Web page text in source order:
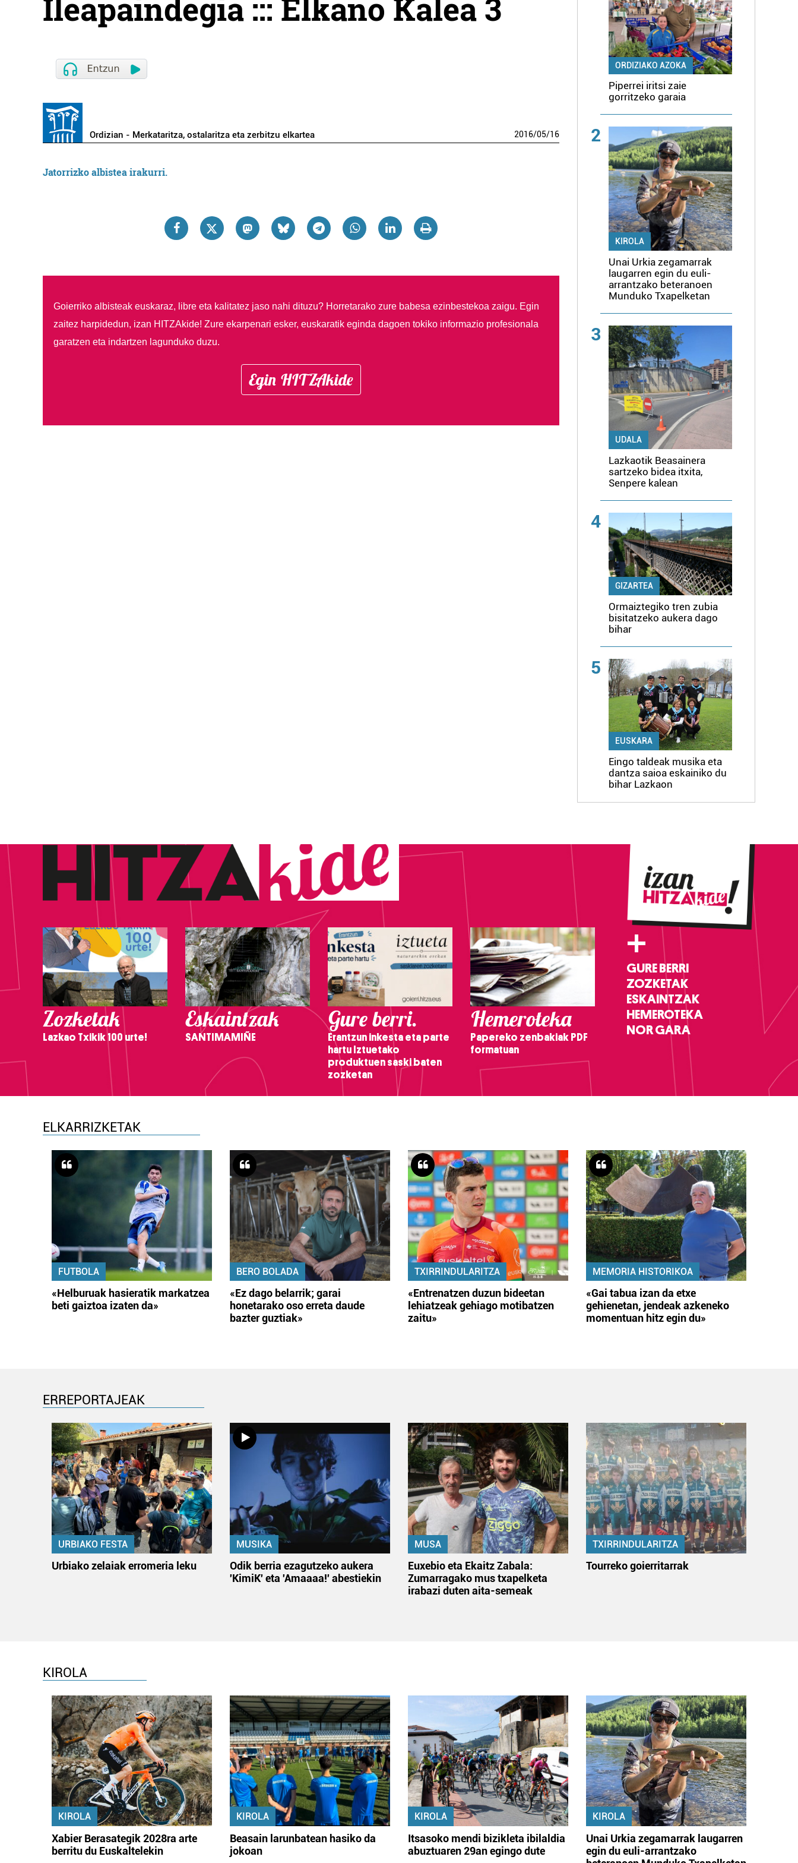
Ileapaindegia ::: Elkano Kalea 3
Ordizian - Merkataritza, ostalaritza eta zerbitzu elkartea 2016/05/16
Jatorrizko albistea irakurri.
Goierriko albisteak euskaraz, libre eta kalitatez jaso nahi dituzu? Horretarako zure babesa ezinbestekoa zaigu. Egin
zaitez harpidedun, izan HITZAkide! Zure ekarpenari esker, euskaratik eginda dagoen tokiko informazio profesionala
garatzen eta indartzen lagunduko duzu.
Egin HITZAkide
ORDIZIAKO AZOKA
Piperrei iritsi zaie
gorritzeko garaia
2
KIROLA
Unai Urkia zegamarrak
laugarren egin du euli-
arrantzako beteranoen
Munduko Txapelketan
3
UDALA
Lazkaotik Beasainera
sartzeko bidea itxita,
Senpere kalean
4
GIZARTEA
Ormaiztegiko tren zubia
bisitatzeko aukera dago
bihar
5
EUSKARA
Eingo taldeak musika eta
dantza saioa eskainiko du
bihar Lazkaon
Zozketak
Lazkao Txikik 100 urte!
Eskaintzak
SANTIMAMIÑE
Gure berri.
Erantzun inkesta eta parte
hartu Iztuetako
produktuen saski baten
zozketan
Hemeroteka
Papereko zenbakiak PDF
formatuan
+
GURE BERRI
ZOZKETAK
ESKAINTZAK
HEMEROTEKA
NOR GARA
ELKARRIZKETAK
FUTBOLA
«Helburuak hasieratik markatzea
beti gaiztoa izaten da»
BERO BOLADA
«Ez dago belarrik; garai
honetarako oso erreta daude
bazter guztiak»
TXIRRINDULARITZA
«Entrenatzen duzun bideetan
lehiatzeak gehiago motibatzen
zaitu»
MEMORIA HISTORIKOA
«Gai tabua izan da etxe
gehienetan, jendeak azkeneko
momentuan hitz egin du»
ERREPORTAJEAK
URBIAKO FESTA
Urbiako zelaiak erromeria leku
MUSIKA
Odik berria ezagutzeko aukera
'KimiK' eta 'Amaaaa!' abestiekin
MUSA
Euxebio eta Ekaitz Zabala:
Zumarragako mus txapelketa
irabazi duten aita-semeak
TXIRRINDULARITZA
Tourreko goierritarrak
KIROLA
KIROLA
Xabier Berasategik 2028ra arte
berritu du Euskaltelekin
KIROLA
Beasain larunbatean hasiko da
jokoan
KIROLA
Itsasoko mendi bizikleta ibilaldia
abuztuaren 29an egingo dute
KIROLA
Unai Urkia zegamarrak laugarren
egin du euli-arrantzako